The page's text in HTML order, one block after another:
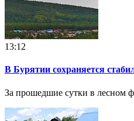
13:12
В Бурятии сохраняется
За прошедшие сутки в лесном